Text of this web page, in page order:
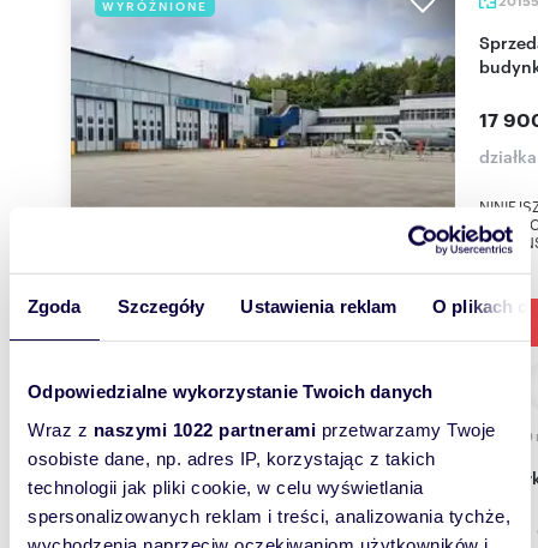
Zgoda Szczegóły Ustawienia reklam O plikach
Odpowiedzialne wykorzystanie Twoich danych
Wraz z naszymi 1022 partnerami przetwarzamy Twoje
osobiste dane, np. adres IP, korzystając z takich
technologii jak pliki cookie, w celu wyświetlania
spersonalizowanych reklam i treści, analizowania tychże,
WYRÓŻNIONE
Sprzedam działkę komercyjną z nowoczesnym
17
WYRÓŻNIONE 2700
4
1